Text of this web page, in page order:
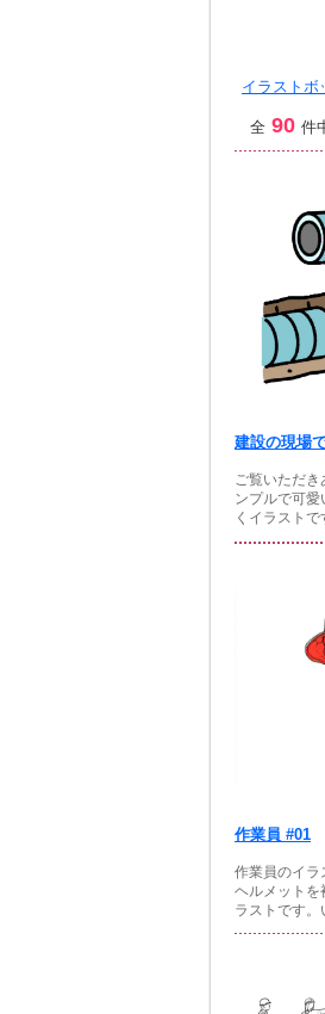
イラストボ
全 90 件
建設の現場
ご覧いただき
ンプルで可
くイラスト
作業員 #01
作業員のイラ
ヘルメットを
ラストです。